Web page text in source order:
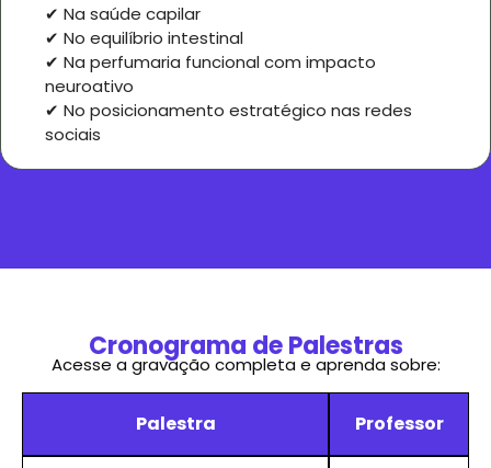
✔ Na saúde capilar
✔ No equilíbrio intestinal
✔ Na perfumaria funcional com impacto
neuroativo
✔ No posicionamento estratégico nas redes
sociais
Cronograma de Palestras
Acesse a gravação completa e aprenda sobre:
Palestra Professor